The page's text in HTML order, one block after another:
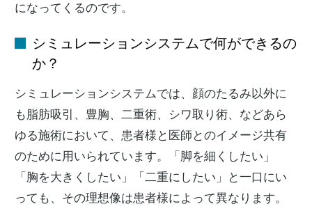
になってくるのです。
シミュレーションシステムで何ができるの
か？
シミュレーションシステムでは、顔のたるみ以外に
も脂肪吸引、豊胸、二重術、シワ取り術、などあら
ゆる施術において、患者様と医師とのイメージ共有
のために用いられています。「脚を細くしたい」
「胸を大きくしたい」「二重にしたい」と一口にい
っても、その理想像は患者様によって異なります。